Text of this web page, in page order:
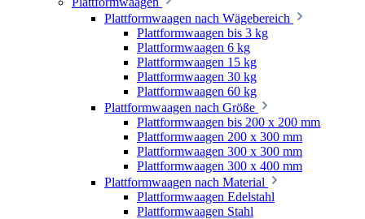
Plattformwaagen nach Wägebereich
Plattformwaagen bis 3 kg
Plattformwaagen 6 kg
Plattformwaagen 15 kg
Plattformwaagen 30 kg
Plattformwaagen 60 kg
Plattformwaagen nach Größe
Plattformwaagen bis 200 x 200 mm
Plattformwaagen 200 x 300 mm
Plattformwaagen 300 x 300 mm
Plattformwaagen 300 x 400 mm
Plattformwaagen nach Material
Plattformwaagen Edelstahl
Plattformwaagen Stahl